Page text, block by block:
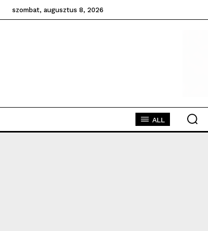
szombat, augusztus 8, 2026
ALL